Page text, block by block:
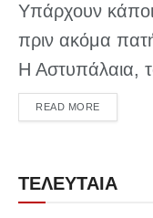
Υπάρχουν
πριν ακόμα
Η Αστυπάλαια,
READ MOREDETAILS
ΤΕΛΕΥΤΑΙΑ